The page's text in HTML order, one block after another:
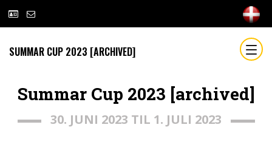
SUMMAR CUP 2023 [ARCHIVED]
Summar Cup 2023 [archived]
30. JUNI 2023 TIL 1. JULI 2023